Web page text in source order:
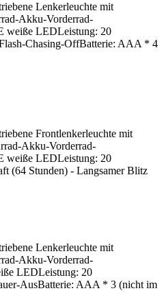
Lenkerleuchte mit
Akku-Vorderrad-
weiße LEDLeistung: 20
Chasing-OffBatterie: AAA * 4
Frontlenkerleuchte mit
Akku-Vorderrad-
weiße LEDLeistung: 20
(64 Stunden) - Langsamer Blitz
Lenkerleuchte mit
Akku-Vorderrad-
LEDLeistung: 20
AusBatterie: AAA * 3 (nicht im